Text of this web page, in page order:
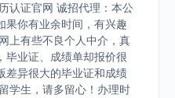
认证官网 诚招代理：本公
果你有业余时间，有兴趣
上有些不良个人中介，真
毕业证、成绩单却报价很
差异很大的毕业证和成绩
学生，请多留心！办理时